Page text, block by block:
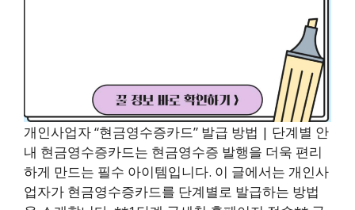
개인사업자 “현금영수증카드” 발급 방법 | 단계별 안
내 현금영수증카드는 현금영수증 발행을 더욱 편리
하게 만드는 필수 아이템입니다. 이 글에서는 개인사
업자가 현금영수증카드를 단계별로 발급하는 방법